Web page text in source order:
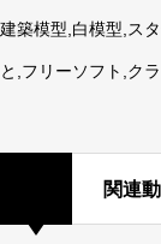
建築模型,白模型,ス
と,フリーソフト,ク
関連